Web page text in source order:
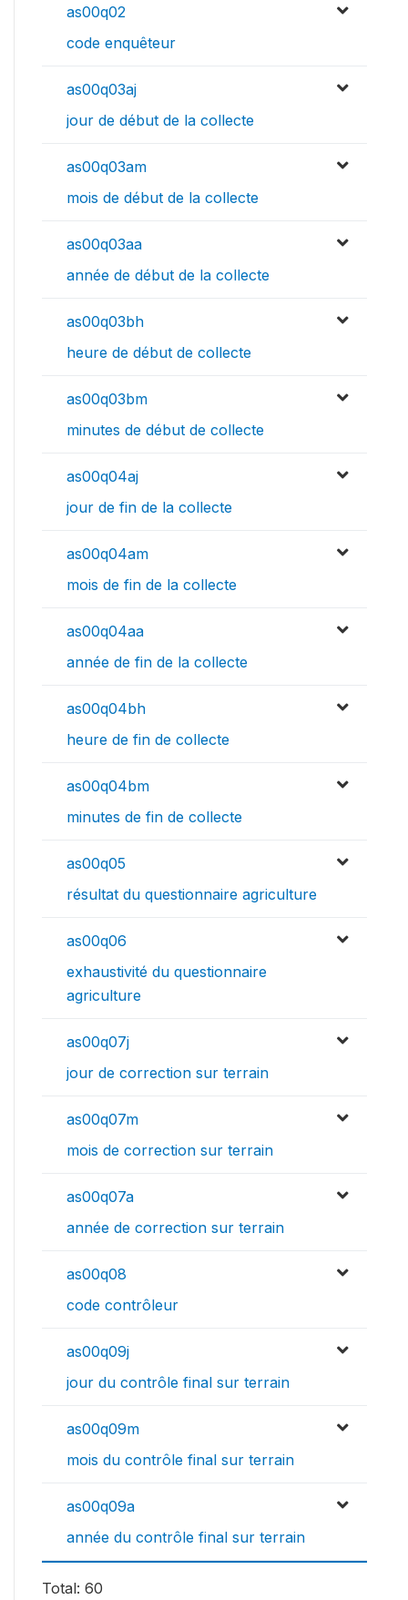
as00q02
code enquêteur
as00q03aj
jour de début de la collecte
as00q03am
mois de début de la collecte
as00q03aa
année de début de la collecte
as00q03bh
heure de début de collecte
as00q03bm
minutes de début de collecte
as00q04aj
jour de fin de la collecte
as00q04am
mois de fin de la collecte
as00q04aa
année de fin de la collecte
as00q04bh
heure de fin de collecte
as00q04bm
minutes de fin de collecte
as00q05
résultat du questionnaire agriculture
as00q06
exhaustivité du questionnaire
agriculture
as00q07j
jour de correction sur terrain
as00q07m
mois de correction sur terrain
as00q07a
année de correction sur terrain
as00q08
code contrôleur
as00q09j
jour du contrôle final sur terrain
as00q09m
mois du contrôle final sur terrain
as00q09a
année du contrôle final sur terrain
Total: 60